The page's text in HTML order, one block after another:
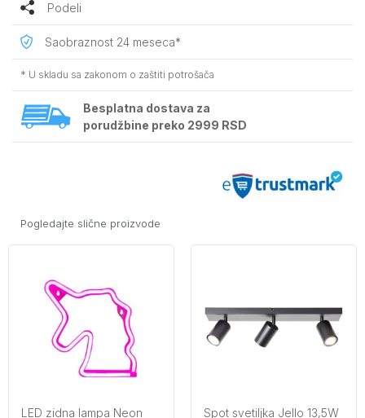
Podeli
Saobraznost 24 meseca*
* U skladu sa zakonom o zaštiti potrošača
Besplatna dostava za
porudžbine preko 2999 RSD
Pogledajte slične proizvode
LED zidna lampa Neon
Spot svetiljka Jello 13,5W